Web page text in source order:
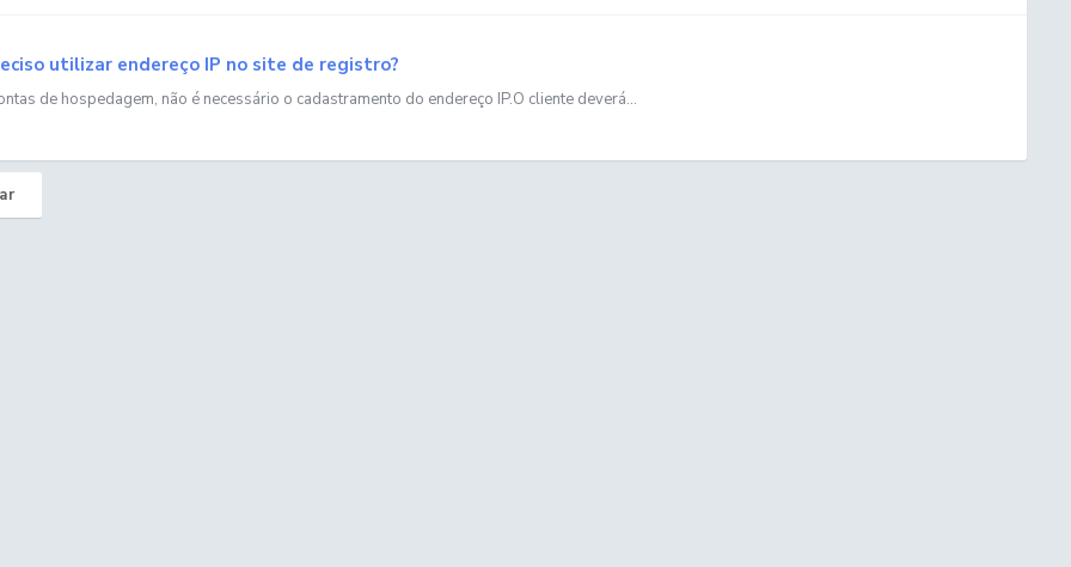
utilizar endereço IP no site de registro?
de hospedagem, não é necessário o cadastramento do endereço IP.O cliente deverá...